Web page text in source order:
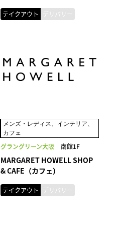
テイクアウト デリバリー
メンズ・レディス、インテリア、
カフェ
グラングリーン大阪 南館1F
MARGARET HOWELL SHOP
& CAFE（カフェ）
テイクアウト デリバリー